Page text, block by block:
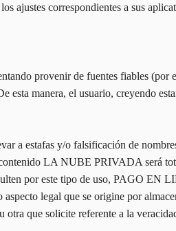
correspondientes a sus
provenir de fuentes fiables (por
manera, el usuario, creyendo
estafas y/o falsificación de
LA NUBE PRIVADA será
por este tipo de uso, PAGO EN
legal que se origine por
que solicite referente a la